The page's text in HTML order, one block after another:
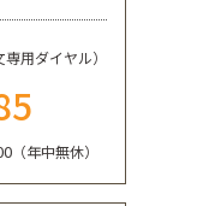
専用ダイヤル）
（年中無休）